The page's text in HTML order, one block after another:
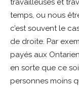
travailleuses et
temps, ou nous
c’est souvent le
de droite. Par
payés aux
en sorte que ce
personnes moins